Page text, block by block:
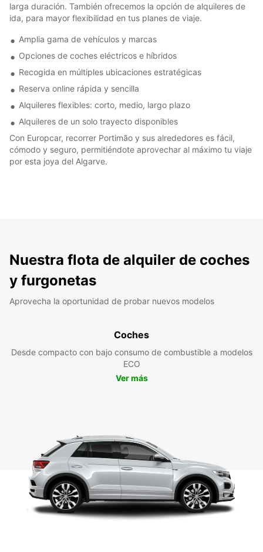
larga duración. También ofrecemos la opción de alquileres de
ida, para mayor flexibilidad en tus planes de viaje.
Amplia gama de vehículos y marcas
Opciones de coches eléctricos e híbridos
Recogida en múltiples ubicaciones estratégicas
Reserva online rápida y sencilla
Alquileres flexibles: corto, medio, largo plazo
Alquileres de un solo trayecto disponibles
Con Europcar, recorrer Portimão y sus alrededores es fácil,
cómodo y seguro, permitiéndote aprovechar al máximo tu viaje
por esta joya del Algarve.
Nuestra flota de alquiler de coches
y furgonetas
Aprovecha la oportunidad de probar nuevos modelos
Coches
Desde compacto con bajo consumo de combustible a modelos
ECO
Ver más